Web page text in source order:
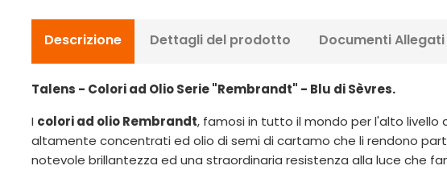
Descrizione Dettagli del prodotto Documenti Allegati
Talens - Colori ad Olio Serie "Rembrandt" - Blu di Sèvres.
I colori ad olio Rembrandt, famosi in tutto il mondo per l'alto
altamente concentrati ed olio di semi di cartamo che li rendono
notevole brillantezza ed una straordinaria resistenza alla luce che